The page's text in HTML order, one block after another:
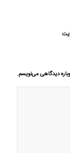
دیدگاهی می‌نویسم.